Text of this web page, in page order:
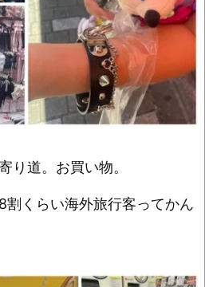
り道。お買い物。
割くらい海外旅行客ってかん